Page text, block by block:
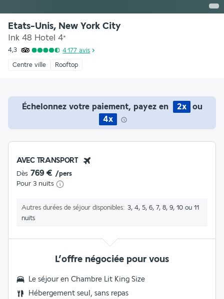
Etats-Unis, New York City
Ink 48 Hotel 4*
4,3 4 177 avis
Centre ville Rooftop
Échelonnez votre paiement, payez en 2x
ou
4x
AVEC TRANSPORT
Dès 769 € /pers
Pour 3 nuits
Autres durées de séjour disponibles
3, 4, 5, 6, 7, 8, 9, 10 ou 11
nuits
L’offre négociée pour vous
Le séjour en Chambre Lit King Size
Hébergement seul, sans repas